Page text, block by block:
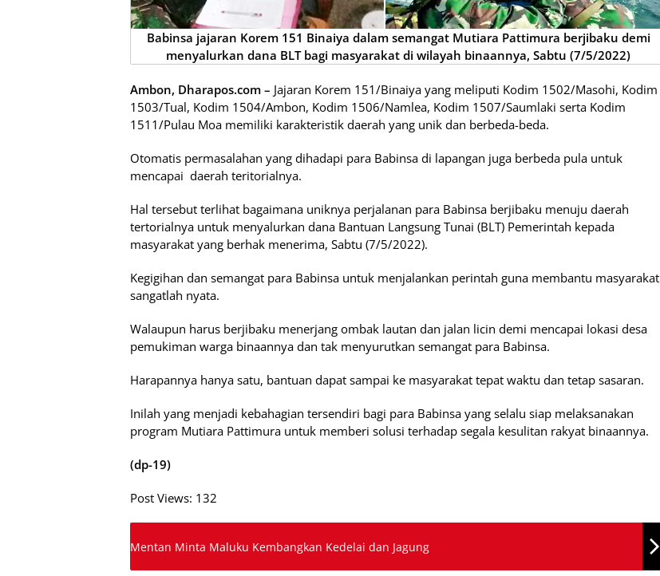
Babinsa jajaran Korem 151 Binaiya dalam semangat Mutiara Pattimura berjibaku demi
menyalurkan dana BLT bagi masyarakat di wilayah binaannya, Sabtu (7/5/2022)
Ambon, Dharapos.com – Jajaran Korem 151/Binaiya yang meliputi Kodim 1502/Masohi, Kodim
1503/Tual, Kodim 1504/Ambon, Kodim 1506/Namlea, Kodim 1507/Saumlaki serta Kodim
1511/Pulau Moa memiliki karakteristik daerah yang unik dan berbeda-beda.
Otomatis permasalahan yang dihadapi para Babinsa di lapangan juga berbeda pula untuk
mencapai daerah teritorialnya.
Hal tersebut terlihat bagaimana uniknya perjalanan para Babinsa berjibaku menuju daerah
tertorialnya untuk menyalurkan dana Bantuan Langsung Tunai (BLT) Pemerintah kepada
masyarakat yang berhak menerima, Sabtu (7/5/2022).
Kegigihan dan semangat para Babinsa untuk menjalankan perintah guna membantu masyarakat
sangatlah nyata.
Walaupun harus berjibaku menerjang ombak lautan dan jalan licin demi mencapai lokasi desa
pemukiman warga binaannya dan tak menyurutkan semangat para Babinsa.
Harapannya hanya satu, bantuan dapat sampai ke masyarakat tepat waktu dan tetap sasaran.
Inilah yang menjadi kebahagian tersendiri bagi para Babinsa yang selalu siap melaksanakan
program Mutiara Pattimura untuk memberi solusi terhadap segala kesulitan rakyat binaannya.
(dp-19)
Post Views: 132
Mentan Minta Maluku Kembangkan Kedelai dan Jagung